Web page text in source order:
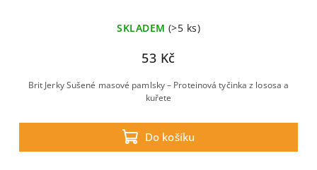
SKLADEM (>5 ks)
53 Kč
Do košíku
Brit Jerky Sušené masové pamlsky – Proteinová tyčinka z lososa a
kuřete